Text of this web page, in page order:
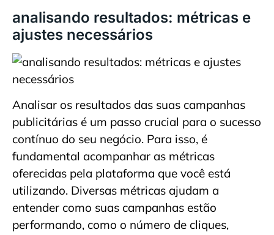
analisando resultados: métricas e
ajustes necessários
Analisar os resultados das suas campanhas
publicitárias é um passo crucial para o sucesso
contínuo do seu negócio. Para isso, é
fundamental acompanhar as métricas
oferecidas pela plataforma que você está
utilizando. Diversas métricas ajudam a
entender como suas campanhas estão
performando, como o número de cliques,